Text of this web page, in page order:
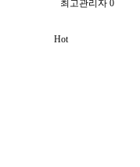
최고관리자 0
Hot